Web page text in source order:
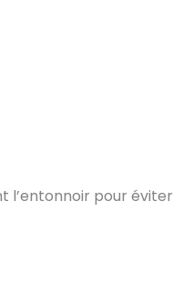
l’entonnoir pour éviter